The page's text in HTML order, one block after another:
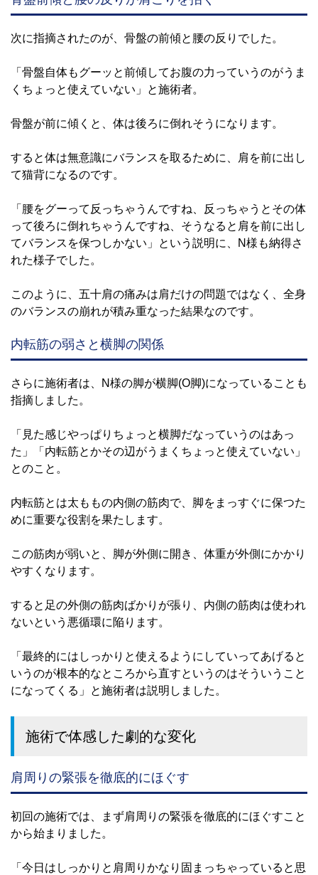
次に指摘されたのが、骨盤の前傾と腰の反りでした。
「骨盤自体もグーッと前傾してお腹の力っていうのがうま
くちょっと使えていない」と施術者。
骨盤が前に傾くと、体は後ろに倒れそうになります。
すると体は無意識にバランスを取るために、肩を前に出し
て猫背になるのです。
「腰をグーって反っちゃうんですね、反っちゃうとその体
って後ろに倒れちゃうんですね、そうなると肩を前に出し
てバランスを保つしかない」という説明に、N様も納得さ
れた様子でした。
このように、五十肩の痛みは肩だけの問題ではなく、全身
のバランスの崩れが積み重なった結果なのです。
内転筋の弱さと横脚の関係
さらに施術者は、N様の脚が横脚(O脚)になっていることも
指摘しました。
「見た感じやっぱりちょっと横脚だなっていうのはあっ
た」「内転筋とかその辺がうまくちょっと使えていない」
とのこと。
内転筋とは太ももの内側の筋肉で、脚をまっすぐに保つた
めに重要な役割を果たします。
この筋肉が弱いと、脚が外側に開き、体重が外側にかかり
やすくなります。
すると足の外側の筋肉ばかりが張り、内側の筋肉は使われ
ないという悪循環に陥ります。
「最終的にはしっかりと使えるようにしていってあげると
いうのが根本的なところから直すというのはそういうこと
になってくる」と施術者は説明しました。
施術で体感した劇的な変化
肩周りの緊張を徹底的にほぐす
初回の施術では、まず肩周りの緊張を徹底的にほぐすこと
から始まりました。
「今日はしっかりと肩周りかなり固まっちゃっていると思